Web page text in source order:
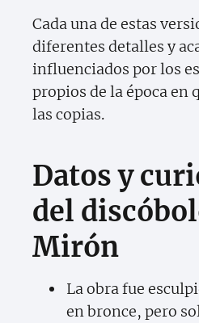
Cada una de estas
diferentes detalles y
influenciados por los
propios de la época en
las copias.
Datos y
del
Mirón
La obra fue
en bronce, pero